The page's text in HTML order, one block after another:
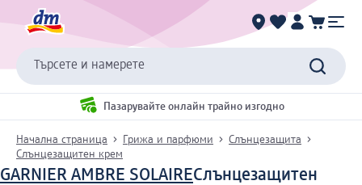
Търсете и намерете
Пазарувайте онлайн трайно изгодно
Начална страница Грижа и парфюми
Слънцезащита
Слънцезащитен крем
GARNIER AMBRE SOLAIREСлънцезащитен